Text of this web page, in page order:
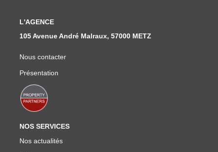
L'AGENCE
105 Avenue André Malraux, 57000 METZ
Nous contacter
Présentation
NOS SERVICES
Nos actualités